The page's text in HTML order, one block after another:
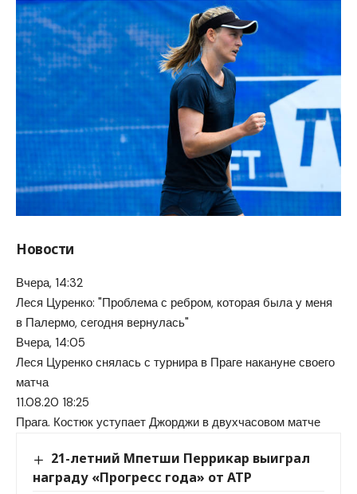
Новости
Вчера, 14:32
Леся Цуренко: "Проблема с ребром, которая была у меня
в Палермо, сегодня вернулась"
Вчера, 14:05
Леся Цуренко снялась с турнира в Праге накануне своего
матча
11.08.20 18:25
Прага. Костюк уступает Джорджи в двухчасовом матче
21-летний Мпетши Перрикар выиграл
награду «Прогресс года» от ATP